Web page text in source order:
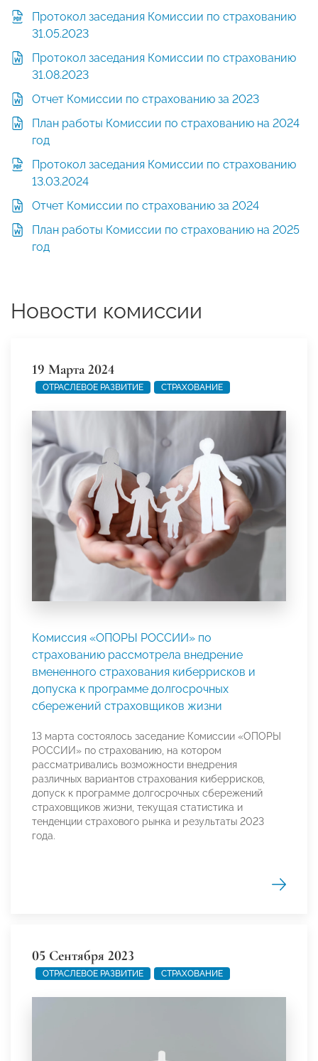
Протокол заседания Комиссии по страхованию
31.05.2023
Протокол заседания Комиссии по страхованию
31.08.2023
Отчет Комиссии по страхованию за 2023
План работы Комиссии по страхованию на 2024
год
Протокол заседания Комиссии по страхованию
13.03.2024
Отчет Комиссии по страхованию за 2024
План работы Комиссии по страхованию на 2025
год
Новости комиссии
19 Марта 2024
ОТРАСЛЕВОЕ РАЗВИТИЕ СТРАХОВАНИЕ
Комиссия «ОПОРЫ РОССИИ» по
страхованию рассмотрела внедрение
вмененного страхования киберрисков и
допуска к программе долгосрочных
сбережений страховщиков жизни
13 марта состоялось заседание Комиссии «ОПОРЫ
РОССИИ» по страхованию, на котором
рассматривались возможности внедрения
различных вариантов страхования киберрисков,
допуск к программе долгосрочных сбережений
страховщиков жизни, текущая статистика и
тенденции страхового рынка и результаты 2023
года.
05 Сентября 2023
ОТРАСЛЕВОЕ РАЗВИТИЕ СТРАХОВАНИЕ